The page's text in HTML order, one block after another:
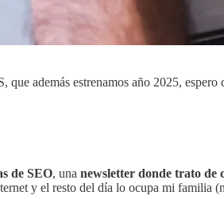
además estrenamos año 2025,
de SEO, una newsletter donde trato de
y el resto del día lo ocupa mi familia